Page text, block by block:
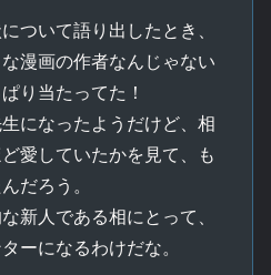
ついて語り出したとき、
漫画の作者なんじゃない
り当たってた！
になったようだけど、相
愛していたかを見て、も
だろう。
新人である相にとって、
ーになるわけだな。